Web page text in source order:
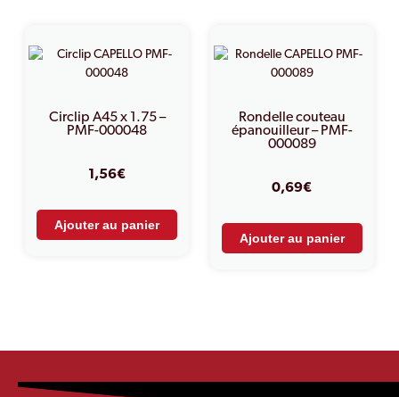
Circlip A45 x 1.75 –
PMF-000048
1,56€
Ajouter au panier
Rondelle couteau
épanouilleur – PMF-
000089
0,69€
Ajouter au panier